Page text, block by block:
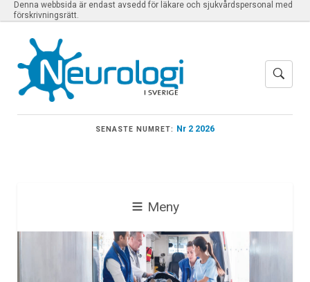
Denna webbsida är endast avsedd för läkare och sjukvårdspersonal med
förskrivningsrätt.
SENASTE NUMRET: Nr 2 2026
Meny